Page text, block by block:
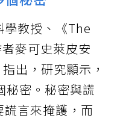
教授、《The
麥可史萊皮安
出，研究顯示，
秘密。秘密與謊
言來掩護，而